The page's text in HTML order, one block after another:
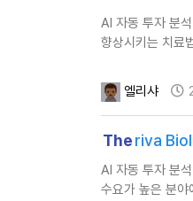
AI 자동 투자 분
향상시키는 치료
엘리샤
Theriva
AI 자동 투자 분
수요가 높은 분